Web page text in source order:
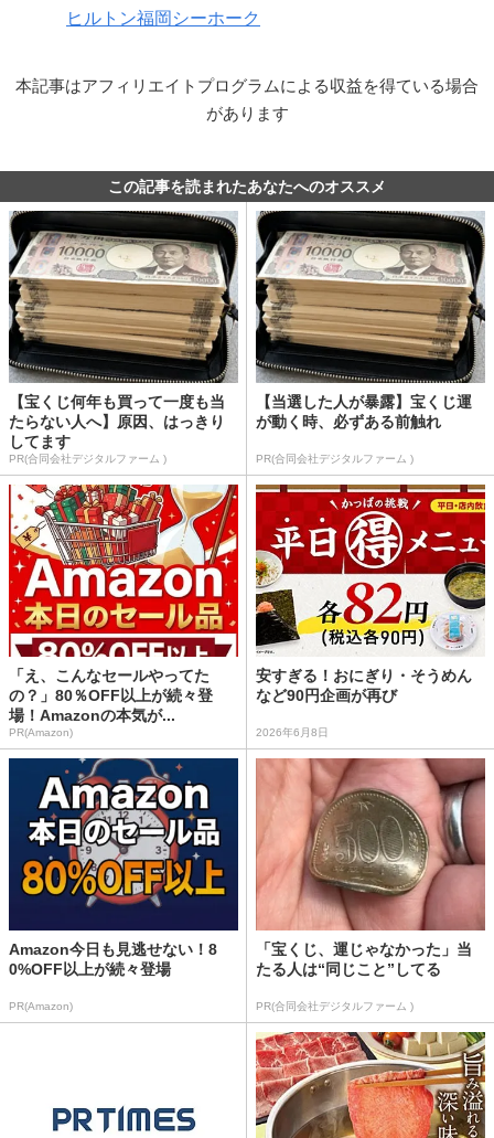
ヒルトン福岡シーホーク
本記事はアフィリエイトプログラムによる収益を得ている場合
があります
この記事を読まれたあなたへのオススメ
【宝くじ何年も買って一度も当
たらない人へ】原因、はっきり
してます
PR(合同会社デジタルファーム )
【当選した人が暴露】宝くじ運
が動く時、必ずある前触れ
PR(合同会社デジタルファーム )
「え、こんなセールやってた
の？」80％OFF以上が続々登
場！Amazonの本気が...
PR(Amazon)
安すぎる！おにぎり・そうめん
など90円企画が再び
2026年6月8日
Amazon今日も見逃せない！8
0%OFF以上が続々登場
PR(Amazon)
「宝くじ、運じゃなかった」当
たる人は“同じこと”してる
PR(合同会社デジタルファーム )